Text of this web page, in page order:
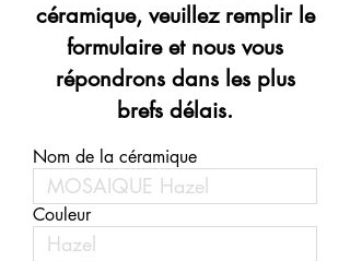
céramique, veuillez remplir le
formulaire et nous vous
répondrons dans les plus
brefs délais.
Nom de la céramique
Couleur